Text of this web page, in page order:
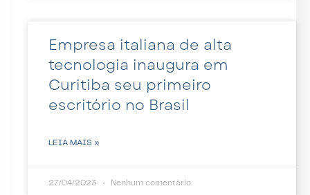
Empresa italiana de alta
tecnologia inaugura em
Curitiba seu primeiro
escritório no Brasil
LEIA MAIS »
27/04/2023 Nenhum comentário